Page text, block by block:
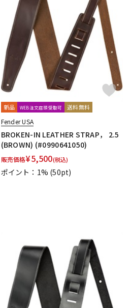
新品 WEB注文店頭受取可 送料無料
Fender USA
BROKEN-IN LEATHER STRAP， 2.5
(BROWN) (#0990641050)
販売価格¥5,500(税込)
ポイント：1% (50pt)